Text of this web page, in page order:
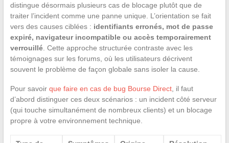
distingue désormais plusieurs cas de blocage plutôt que de
traiter l’incident comme une panne unique. L’orientation se fait
vers des causes ciblées : identifiants erronés, mot de passe
expiré, navigateur incompatible ou accès temporairement
verrouillé. Cette approche structurée contraste avec les
témoignages sur les forums, où les utilisateurs décrivent
souvent le problème de façon globale sans isoler la cause.
Pour savoir que faire en cas de bug Bourse Direct, il faut
d’abord distinguer ces deux scénarios : un incident côté serveur
(qui touche simultanément de nombreux clients) et un blocage
propre à votre environnement technique.